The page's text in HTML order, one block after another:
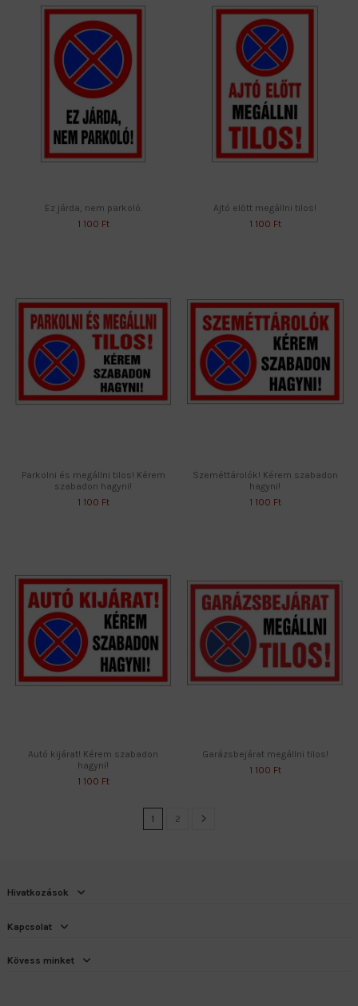
Ez járda, nem parkoló.
1 100 Ft
Ajtó előtt megállni tilos!
1 100 Ft
Parkolni és megállni tilos! Kérem
szabadon hagyni!
1 100 Ft
Szeméttárolók! Kérem szabadon
hagyni!
1 100 Ft
Autó kijárat! Kérem szabadon
hagyni!
1 100 Ft
Garázsbejárat megállni tilos!
1 100 Ft
1 2
Hivatkozások
Kapcsolat
Kövess minket